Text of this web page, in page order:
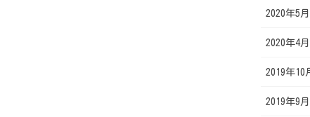
2020年5月
2020年4月
2019年10
2019年9月